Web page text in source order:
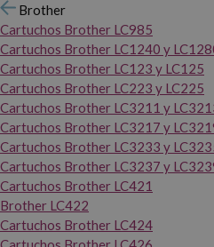
Brother
Cartuchos Brother LC985
Cartuchos Brother LC1240 y
Cartuchos Brother LC123 y LC125
Cartuchos Brother LC223 y LC225
Cartuchos Brother LC3211 y
Cartuchos Brother LC3217 y
Cartuchos Brother LC3233 y
Cartuchos Brother LC3237 y
Cartuchos Brother LC421
Brother LC422
Cartuchos Brother LC424